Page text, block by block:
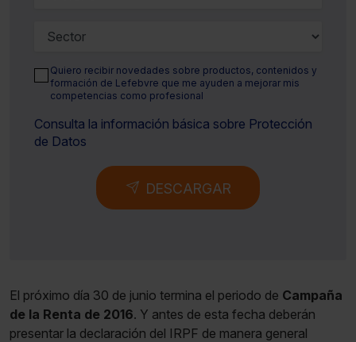
Quiero recibir novedades sobre productos, contenidos y
formación de Lefebvre que me ayuden a mejorar mis
competencias como profesional
Consulta la información básica sobre Protección
de Datos
DESCARGAR
El próximo día 30 de junio termina el periodo de Campaña
de la Renta de 2016. Y antes de esta fecha deberán
presentar la declaración del IRPF de manera general